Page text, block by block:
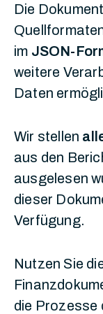
Die
im JSON-
weitere
Daten
Wir stellen
aus den
ausgelesen
dieser
Verfügung.
Nutzen Sie
die Prozesse